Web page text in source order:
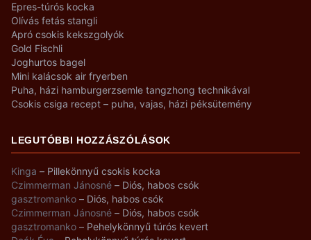
Epres-túrós kocka
Olívás fetás stangli
Apró csokis kekszgolyók
Gold Fischli
Joghurtos bagel
Mini kalácsok air fryerben
Puha, házi hamburgerzsemle tangzhong technikával
Csokis csiga recept – puha, vajas, házi péksütemény
LEGUTÓBBI HOZZÁSZÓLÁSOK
Kinga – Pillekönnyű csokis kocka
Czimmerman Jánosné – Diós, habos csók
gasztromanko – Diós, habos csók
Czimmerman Jánosné – Diós, habos csók
gasztromanko – Pehelykönnyű túrós kevert